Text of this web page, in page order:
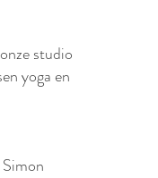
studio
yoga en